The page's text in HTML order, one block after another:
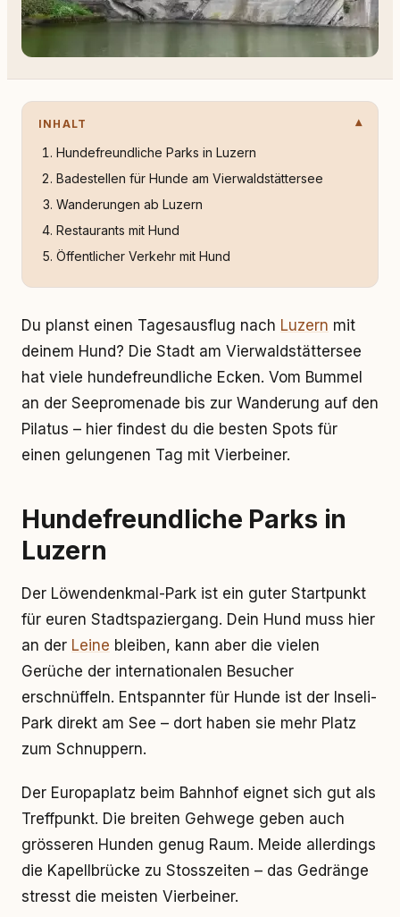
INHALT
Hundefreundliche Parks in Luzern
Badestellen für Hunde am Vierwaldstättersee
Wanderungen ab Luzern
Restaurants mit Hund
Öffentlicher Verkehr mit Hund
Du planst einen Tagesausflug nach Luzern mit
deinem Hund? Die Stadt am Vierwaldstättersee
hat viele hundefreundliche Ecken. Vom Bummel
an der Seepromenade bis zur Wanderung auf den
Pilatus – hier findest du die besten Spots für
einen gelungenen Tag mit Vierbeiner.
Hundefreundliche Parks in
Luzern
Der Löwendenkmal-Park ist ein guter Startpunkt
für euren Stadtspaziergang. Dein Hund muss hier
an der Leine bleiben, kann aber die vielen
Gerüche der internationalen Besucher
erschnüffeln. Entspannter für Hunde ist der Inseli-
Park direkt am See – dort haben sie mehr Platz
zum Schnuppern.
Der Europaplatz beim Bahnhof eignet sich gut als
Treffpunkt. Die breiten Gehwege geben auch
grösseren Hunden genug Raum. Meide allerdings
die Kapellbrücke zu Stosszeiten – das Gedränge
stresst die meisten Vierbeiner.